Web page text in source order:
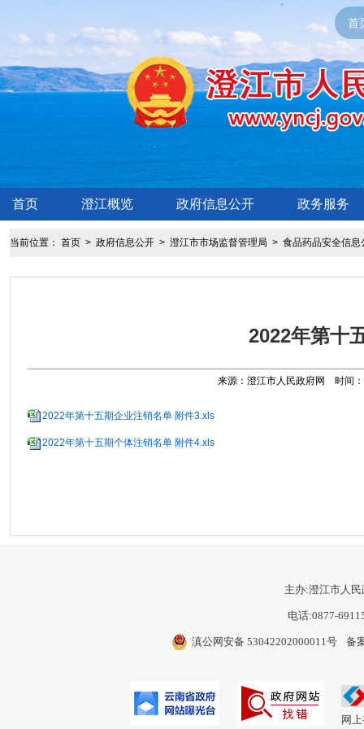
首
首页 澄江概览 政府信息公开 政务服务
当前位置： 首页> 政府信息公开> 澄江市市场监督管理局 > 食品药品安全信息
2022年第十
来源：澄江市人民政府网 时间
2022年第十五期企业注销名单 附件3.xls
2022年第十五期个体注销名单 附件4.xls
主办:澄江市人民
电话:0877-
滇公网安备 53042202000011号 备
网